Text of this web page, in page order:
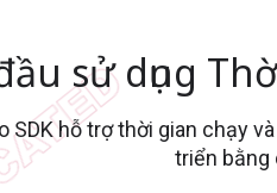
sử dụng
SDK hỗ trợ thời gian chạy
triển bằng